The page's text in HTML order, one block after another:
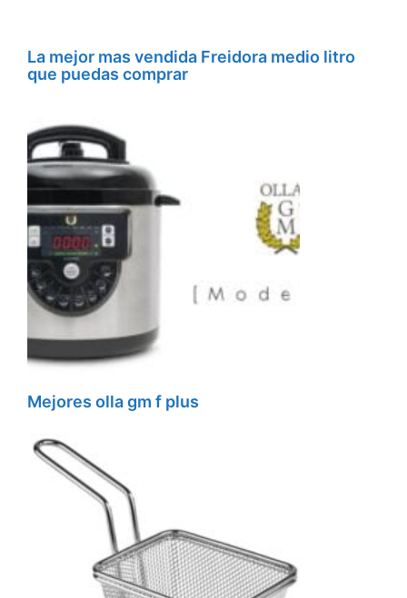
La mejor mas vendida Freidora medio litro
que puedas comprar
Mejores olla gm f plus